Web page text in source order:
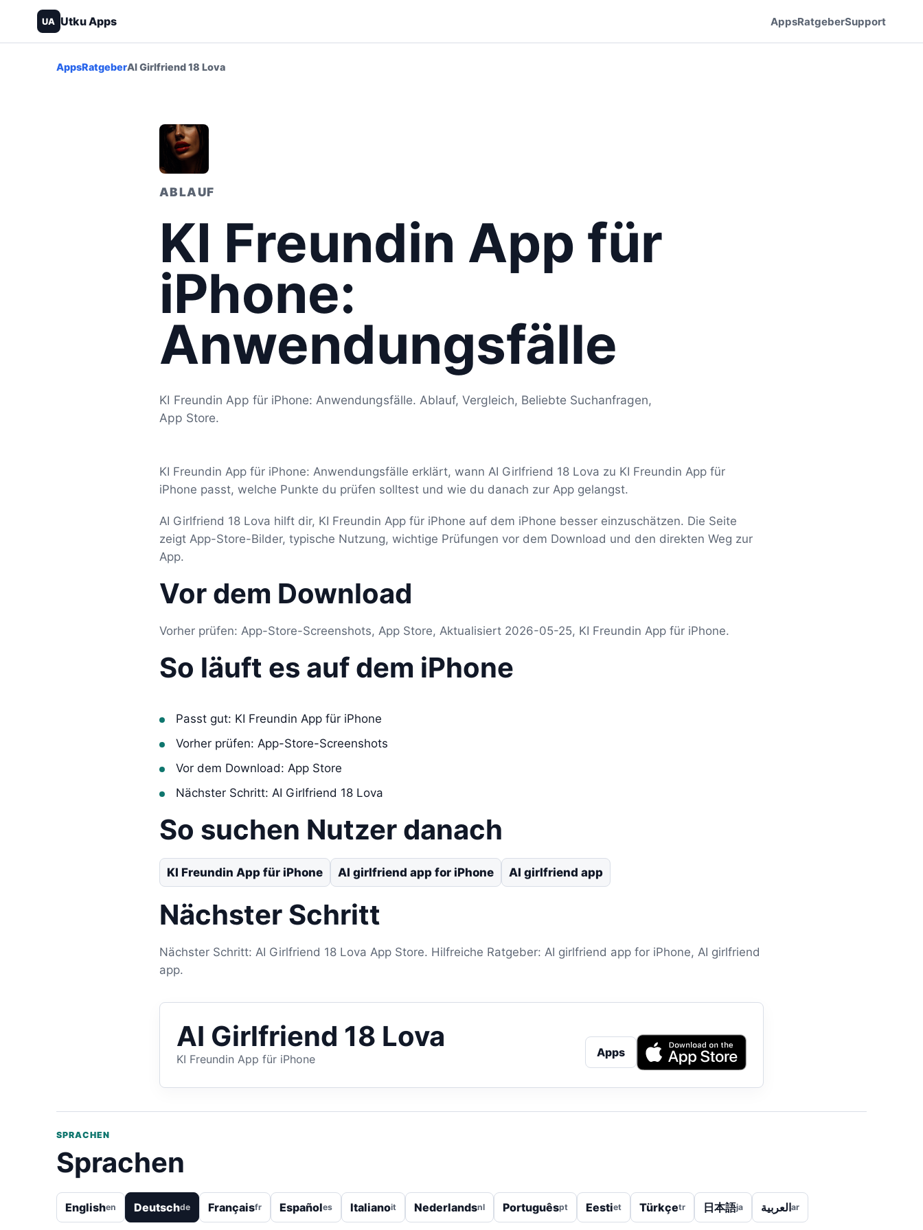
UA Utku Apps AppsRatgeberSupport
AppsRatgeberAI Girlfriend 18 Lova
ABLAUF
KI Freundin App für
iPhone:
Anwendungsfälle
KI Freundin App für iPhone: Anwendungsfälle. Ablauf, Vergleich, Beliebte Suchanfragen,
App Store.
KI Freundin App für iPhone: Anwendungsfälle erklärt, wann AI Girlfriend 18 Lova zu KI Freundin App für
iPhone passt, welche Punkte du prüfen solltest und wie du danach zur App gelangst.
AI Girlfriend 18 Lova hilft dir, KI Freundin App für iPhone auf dem iPhone besser einzuschätzen. Die Seite
zeigt App-Store-Bilder, typische Nutzung, wichtige Prüfungen vor dem Download und den direkten Weg zur
App.
Vor dem Download
Vorher prüfen: App-Store-Screenshots, App Store, Aktualisiert 2026-05-25, KI Freundin App für iPhone.
So läuft es auf dem iPhone
Passt gut: KI Freundin App für iPhone
Vorher prüfen: App-Store-Screenshots
Vor dem Download: App Store
Nächster Schritt: AI Girlfriend 18 Lova
So suchen Nutzer danach
KI Freundin App für iPhone AI girlfriend app for iPhone AI girlfriend app
Nächster Schritt
Nächster Schritt: AI Girlfriend 18 Lova App Store. Hilfreiche Ratgeber: AI girlfriend app for iPhone, AI girlfriend
app.
AI Girlfriend 18 Lova
KI Freundin App für iPhone Apps
SPRACHEN
Sprachen
Englishen Deutschde Françaisfr Españoles Italianoit Nederlandsnl Portuguêspt Eestiet Türkçetr 日本語ja العربيةar